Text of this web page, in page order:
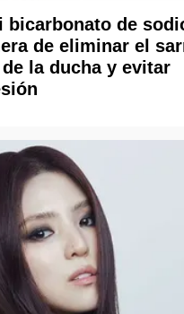
bicarbonato de
de eliminar el
la ducha y evitar